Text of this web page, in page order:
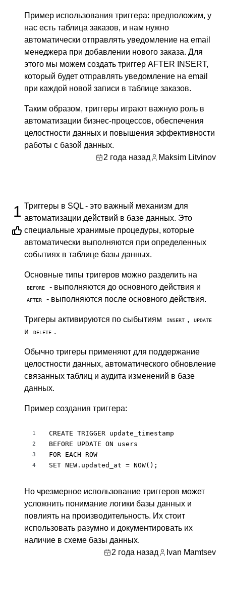
Пример использования триггера: предположим, у
нас есть таблица заказов, и нам нужно
автоматически отправлять уведомление на email
менеджера при добавлении нового заказа. Для
этого мы можем создать триггер AFTER INSERT,
который будет отправлять уведомление на email
при каждой новой записи в таблице заказов.
Таким образом, триггеры играют важную роль в
автоматизации бизнес-процессов, обеспечения
целостности данных и повышения эффективности
работы с базой данных.
2 года назад
Maksim Litvinov
1 Триггеры в SQL - это важный механизм для
автоматизации действий в базе данных. Это
специальные хранимые процедуры, которые
автоматически выполняются при определенных
событиях в таблице базы данных.
Основные типы тригеров можно разделить на
BEFORE - выполняются до основного действия и
AFTER - выполняются после основного действия.
Тригеры активируются по сыбытиям INSERT , UPDATE
и DELETE .
Обычно тригеры применяют для поддержание
целостности данных, автоматического обновление
связанных таблиц и аудита изменений в базе
данных.
Пример создания триггера:
1
2
3
4
CREATE TRIGGER update_timestamp
BEFORE UPDATE ON users
FOR EACH ROW
SET NEW.updated_at = NOW();
Но чрезмерное использование триггеров может
усложнить понимание логики базы данных и
повлиять на производительность. Их стоит
использовать разумно и документировать их
наличие в схеме базы данных.
2 года назад
Ivan Mamtsev